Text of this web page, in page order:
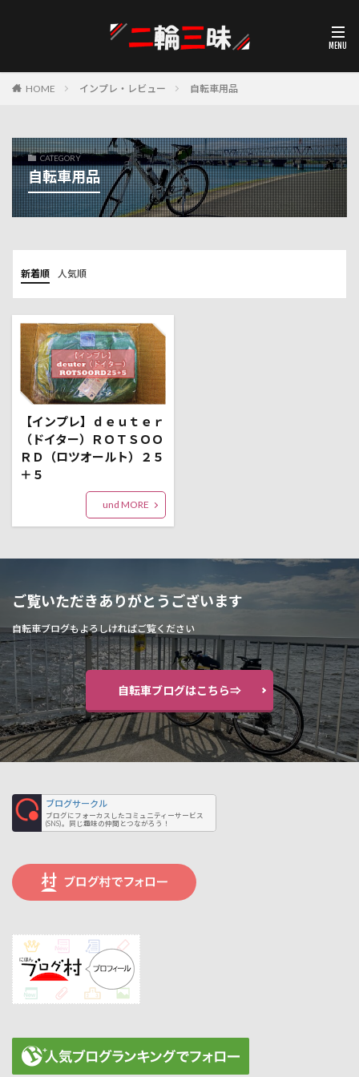
HOME インプレ・レビュー 自転車用品
CATEGORY
自転車用品
新着順 人気順
【インプレ】ｄｅｕｔｅｒ
（ドイター）ＲＯＴＳＯＯ
ＲＤ（ロツオールト）２５
＋５
und MORE
ご覧いただきありがとうございます
自転車ブログもよろしければご覧ください
自転車ブログはこちら⇒
ブログサークル
ブログにフォーカスしたコミュニティーサービス
(SNS)。同じ趣味の仲間とつながろう！